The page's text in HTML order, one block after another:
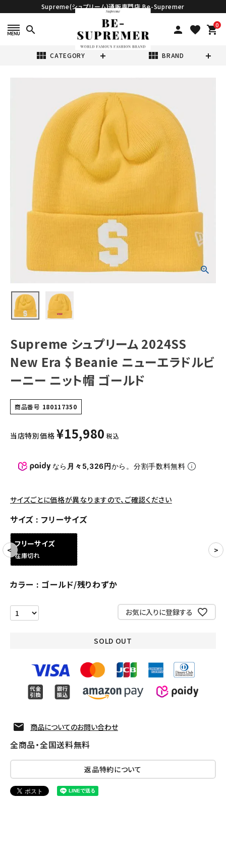
Supreme(シュプリーム)通販専門店 Be-Supremer
search person favorite 0
shopping_cart
view_module CATEGORY view_module BRAND
リーム 2024SS
New Era $
ラドルビーニー ニ
¥15,980 (税込)
NEW ITEMS
CATEGORY
Tシャツ・ロングスリーブ
パーカー・トレーナー
キャップ・ハット
ニット帽・ビーニー
その他バッグ類
スニーカー・ブーツ
COLLABORATION BRAND
SEASON
CONTENTS
ようこそ ゲスト 様
meeting_room ログイン
Supreme シュプリーム 2024SS
New Era $ Beanie ニューエラドルビ
ーニー ニット帽 ゴールド
商品番号 180117350
当店特別価格 ¥15,980 税込
なら 月々5,326円から。分割手数料無料
サイズごとに価格が異なりますので、ご確認ください
サイズ フリーサイズ
フリーサイズ
在庫切れ
カラー ゴールド/残りわずか
お気に入りに登録する
SOLD OUT
商品についてのお問い合わせ
全商品・全国送料無料
返品特約について